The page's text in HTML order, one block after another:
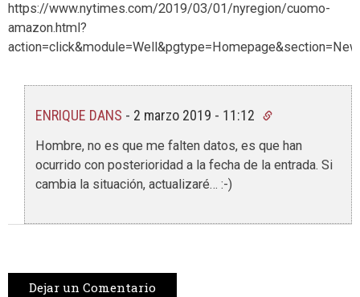
https://www.nytimes.com/2019/03/01/nyregion/cuomo-
amazon.html?
ENRIQUE DANS - 2 marzo 2019 - 11:12
Hombre, no es que me falten datos, es que han
ocurrido con posterioridad a la fecha de la entrada. Si
cambia la situación, actualizaré… :-)
Dejar un Comentario